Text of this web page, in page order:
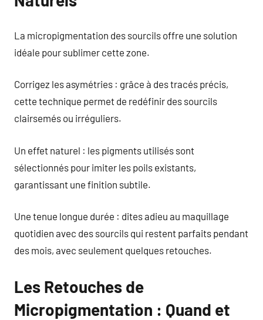
La micropigmentation des sourcils offre une solution
idéale pour sublimer cette zone.
Corrigez les asymétries : grâce à des tracés précis,
cette technique permet de redéfinir des sourcils
clairsemés ou irréguliers.
Un effet naturel : les pigments utilisés sont
sélectionnés pour imiter les poils existants,
garantissant une finition subtile.
Une tenue longue durée : dites adieu au maquillage
quotidien avec des sourcils qui restent parfaits pendant
des mois, avec seulement quelques retouches.
Les Retouches de
Micropigmentation : Quand et